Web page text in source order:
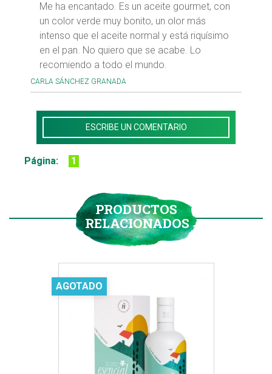
Me ha encantado. Es un aceite gourmet, con
un color verde muy bonito, un olor más
intenso que el aceite normal y está riquísimo
en el pan. No quiero que se acabe. Lo
recomiendo a todo el mundo.
CARLA SÁNCHEZ GRANADA
ESCRIBE UN COMENTARIO
Página: 1
PRODUCTOS
RELACIONADOS
AGOTADO